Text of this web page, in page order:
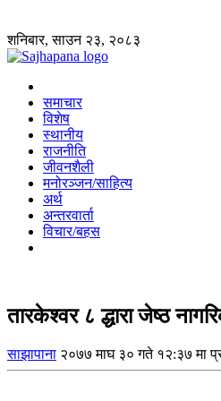
शनिबार, साउन २३, २०८३
समाचार
विशेष
स्थानीय
राजनीति
जीवनशैली
मनोरञ्जन/साहित्य
अर्थ
अन्तरवार्ता
विचार/बहस
तारकेश्वर ८ द्धारा जेष्ठ
साझापाना २०७७ माघ ३० गते १२:३७ मा